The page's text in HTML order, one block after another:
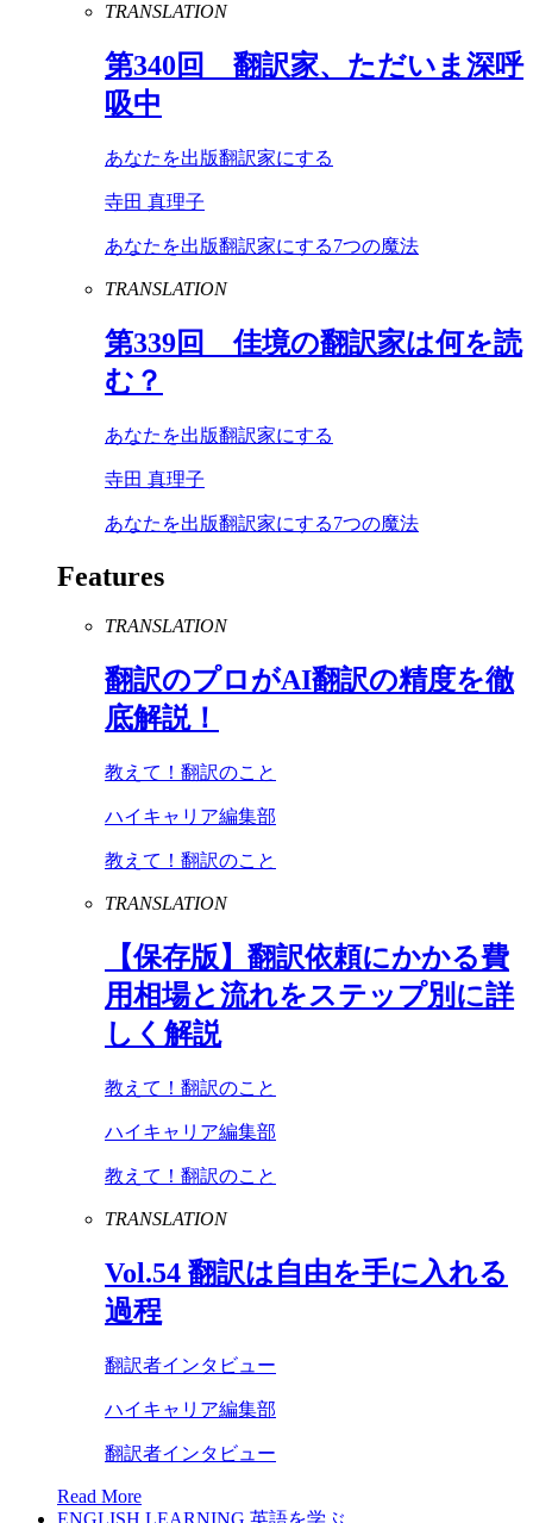
TRANSLATION
第340回 翻訳家、ただいま深呼
吸中
あなたを出版翻訳家にする
寺田 真理子
あなたを出版翻訳家にする7つの魔法
TRANSLATION
第339回 佳境の翻訳家は何を読
む？
あなたを出版翻訳家にする
寺田 真理子
あなたを出版翻訳家にする7つの魔法
Features
TRANSLATION
翻訳のプロがAI翻訳の精度を徹
底解説！
教えて！翻訳のこと
ハイキャリア編集部
教えて！翻訳のこと
TRANSLATION
【保存版】翻訳依頼にかかる費
用相場と流れをステップ別に詳
しく解説
教えて！翻訳のこと
ハイキャリア編集部
教えて！翻訳のこと
TRANSLATION
Vol.54 翻訳は自由を手に入れる
過程
翻訳者インタビュー
ハイキャリア編集部
翻訳者インタビュー
Read More
ENGLISH LEARNING 英語を学ぶ